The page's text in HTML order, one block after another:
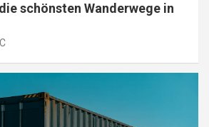
schönsten Wanderwege in